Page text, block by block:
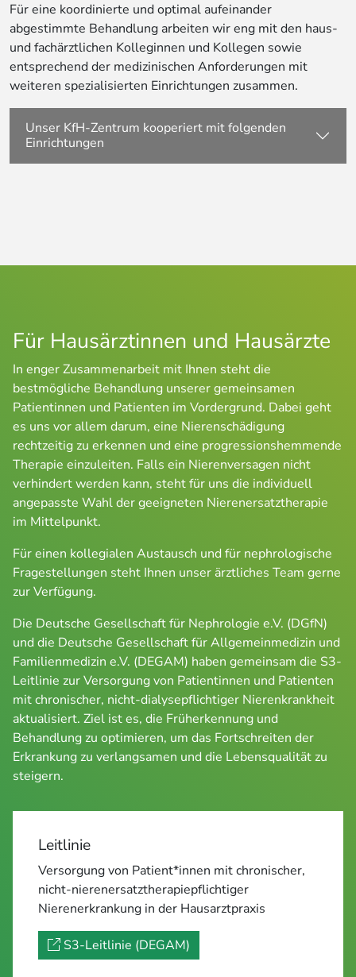
Für eine koordinierte und optimal aufeinander
abgestimmte Behandlung arbeiten wir eng mit den haus-
und fachärztlichen Kolleginnen und Kollegen sowie
entsprechend der medizinischen Anforderungen mit
weiteren spezialisierten Einrichtungen zusammen.
Unser KfH-Zentrum kooperiert mit folgenden
Einrichtungen
Für Hausärztinnen und Hausärzte
In enger Zusammenarbeit mit Ihnen steht die
bestmögliche Behandlung unserer gemeinsamen
Patientinnen und Patienten im Vordergrund. Dabei geht
es uns vor allem darum, eine Nierenschädigung
rechtzeitig zu erkennen und eine progressionshemmende
Therapie einzuleiten. Falls ein Nierenversagen nicht
verhindert werden kann, steht für uns die individuell
angepasste Wahl der geeigneten Nierenersatztherapie
im Mittelpunkt.
Für einen kollegialen Austausch und für nephrologische
Fragestellungen steht Ihnen unser ärztliches Team gerne
zur Verfügung.
Die Deutsche Gesellschaft für Nephrologie e.V. (DGfN)
und die Deutsche Gesellschaft für Allgemeinmedizin und
Familienmedizin e.V. (DEGAM) haben gemeinsam die S3-
Leitlinie zur Versorgung von Patientinnen und Patienten
mit chronischer, nicht-dialysepflichtiger Nierenkrankheit
aktualisiert. Ziel ist es, die Früherkennung und
Behandlung zu optimieren, um das Fortschreiten der
Erkrankung zu verlangsamen und die Lebensqualität zu
steigern.
Leitlinie
Versorgung von Patient*innen mit chronischer,
nicht-nierenersatztherapiepflichtiger
Nierenerkrankung in der Hausarztpraxis
S3-Leitlinie (DEGAM)